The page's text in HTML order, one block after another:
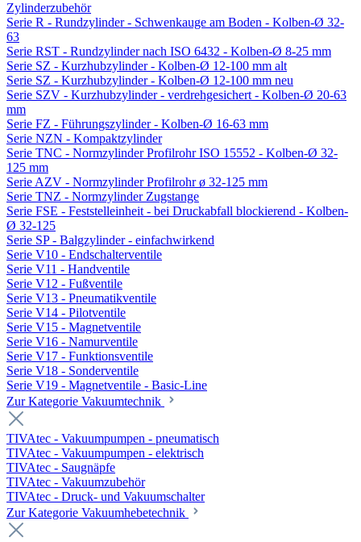
Zylinderzubehör
Serie R - Rundzylinder - Schwenkauge am Boden - Kolben-Ø 32-
63
Serie RST - Rundzylinder nach ISO 6432 - Kolben-Ø 8-25 mm
Serie SZ - Kurzhubzylinder - Kolben-Ø 12-100 mm alt
Serie SZ - Kurzhubzylinder - Kolben-Ø 12-100 mm neu
Serie SZV - Kurzhubzylinder - verdrehgesichert - Kolben-Ø 20-63
mm
Serie FZ - Führungszylinder - Kolben-Ø 16-63 mm
Serie NZN - Kompaktzylinder
Serie TNC - Normzylinder Profilrohr ISO 15552 - Kolben-Ø 32-
125 mm
Serie AZV - Normzylinder Profilrohr ø 32-125 mm
Serie TNZ - Normzylinder Zugstange
Serie FSE - Feststelleinheit - bei Druckabfall blockierend - Kolben-
Ø 32-125
Serie SP - Balgzylinder - einfachwirkend
Serie V10 - Endschalterventile
Serie V11 - Handventile
Serie V12 - Fußventile
Serie V13 - Pneumatikventile
Serie V14 - Pilotventile
Serie V15 - Magnetventile
Serie V16 - Namurventile
Serie V17 - Funktionsventile
Serie V18 - Sonderventile
Serie V19 - Magnetventile - Basic-Line
Zur Kategorie Vakuumtechnik
TIVAtec - Vakuumpumpen - pneumatisch
TIVAtec - Vakuumpumpen - elektrisch
TIVAtec - Saugnäpfe
TIVAtec - Vakuumzubehör
TIVAtec - Druck- und Vakuumschalter
Zur Kategorie Vakuumhebetechnik